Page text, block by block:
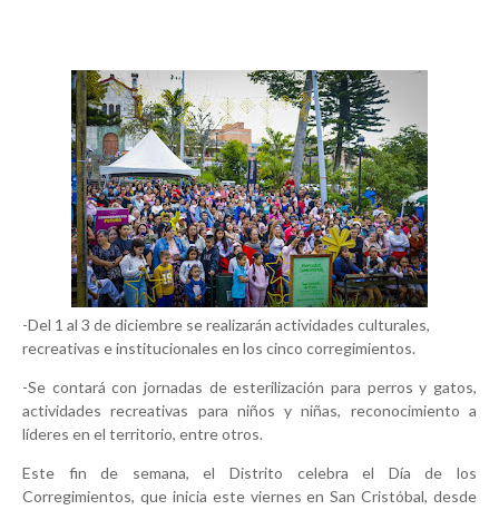
-Del 1 al 3 de diciembre se realizarán actividades culturales,
recreativas e institucionales en los cinco corregimientos.
-Se contará con jornadas de esterilización para perros y gatos,
actividades recreativas para niños y niñas, reconocimiento a
líderes en el territorio, entre otros.
Este fin de semana, el Distrito celebra el Día de los
Corregimientos, que inicia este viernes en San Cristóbal, desde